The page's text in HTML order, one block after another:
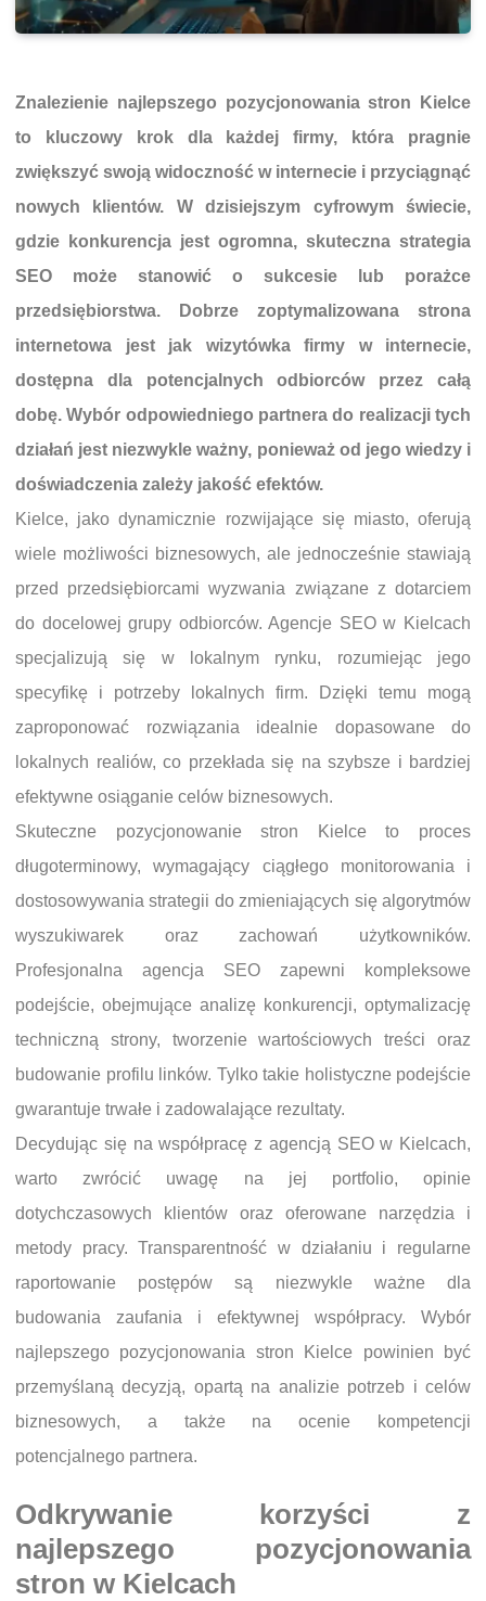
Znalezienie najlepszego pozycjonowania stron Kielce
to kluczowy krok dla każdej firmy, która pragnie
zwiększyć swoją widoczność w internecie i przyciągnąć
nowych klientów. W dzisiejszym cyfrowym świecie,
gdzie konkurencja jest ogromna, skuteczna strategia
SEO może stanowić o sukcesie lub porażce
przedsiębiorstwa. Dobrze zoptymalizowana strona
internetowa jest jak wizytówka firmy w internecie,
dostępna dla potencjalnych odbiorców przez całą
dobę. Wybór odpowiedniego partnera do realizacji tych
działań jest niezwykle ważny, ponieważ od jego wiedzy i
doświadczenia zależy jakość efektów.
Kielce, jako dynamicznie rozwijające się miasto, oferują
wiele możliwości biznesowych, ale jednocześnie stawiają
przed przedsiębiorcami wyzwania związane z dotarciem
do docelowej grupy odbiorców. Agencje SEO w Kielcach
specjalizują się w lokalnym rynku, rozumiejąc jego
specyfikę i potrzeby lokalnych firm. Dzięki temu mogą
zaproponować rozwiązania idealnie dopasowane do
lokalnych realiów, co przekłada się na szybsze i bardziej
efektywne osiąganie celów biznesowych.
Skuteczne pozycjonowanie stron Kielce to proces
długoterminowy, wymagający ciągłego monitorowania i
dostosowywania strategii do zmieniających się algorytmów
wyszukiwarek oraz zachowań użytkowników.
Profesjonalna agencja SEO zapewni kompleksowe
podejście, obejmujące analizę konkurencji, optymalizację
techniczną strony, tworzenie wartościowych treści oraz
budowanie profilu linków. Tylko takie holistyczne podejście
gwarantuje trwałe i zadowalające rezultaty.
Decydując się na współpracę z agencją SEO w Kielcach,
warto zwrócić uwagę na jej portfolio, opinie
dotychczasowych klientów oraz oferowane narzędzia i
metody pracy. Transparentność w działaniu i regularne
raportowanie postępów są niezwykle ważne dla
budowania zaufania i efektywnej współpracy. Wybór
najlepszego pozycjonowania stron Kielce powinien być
przemyślaną decyzją, opartą na analizie potrzeb i celów
biznesowych, a także na ocenie kompetencji
potencjalnego partnera.
Odkrywanie korzyści z
najlepszego pozycjonowania
stron w Kielcach